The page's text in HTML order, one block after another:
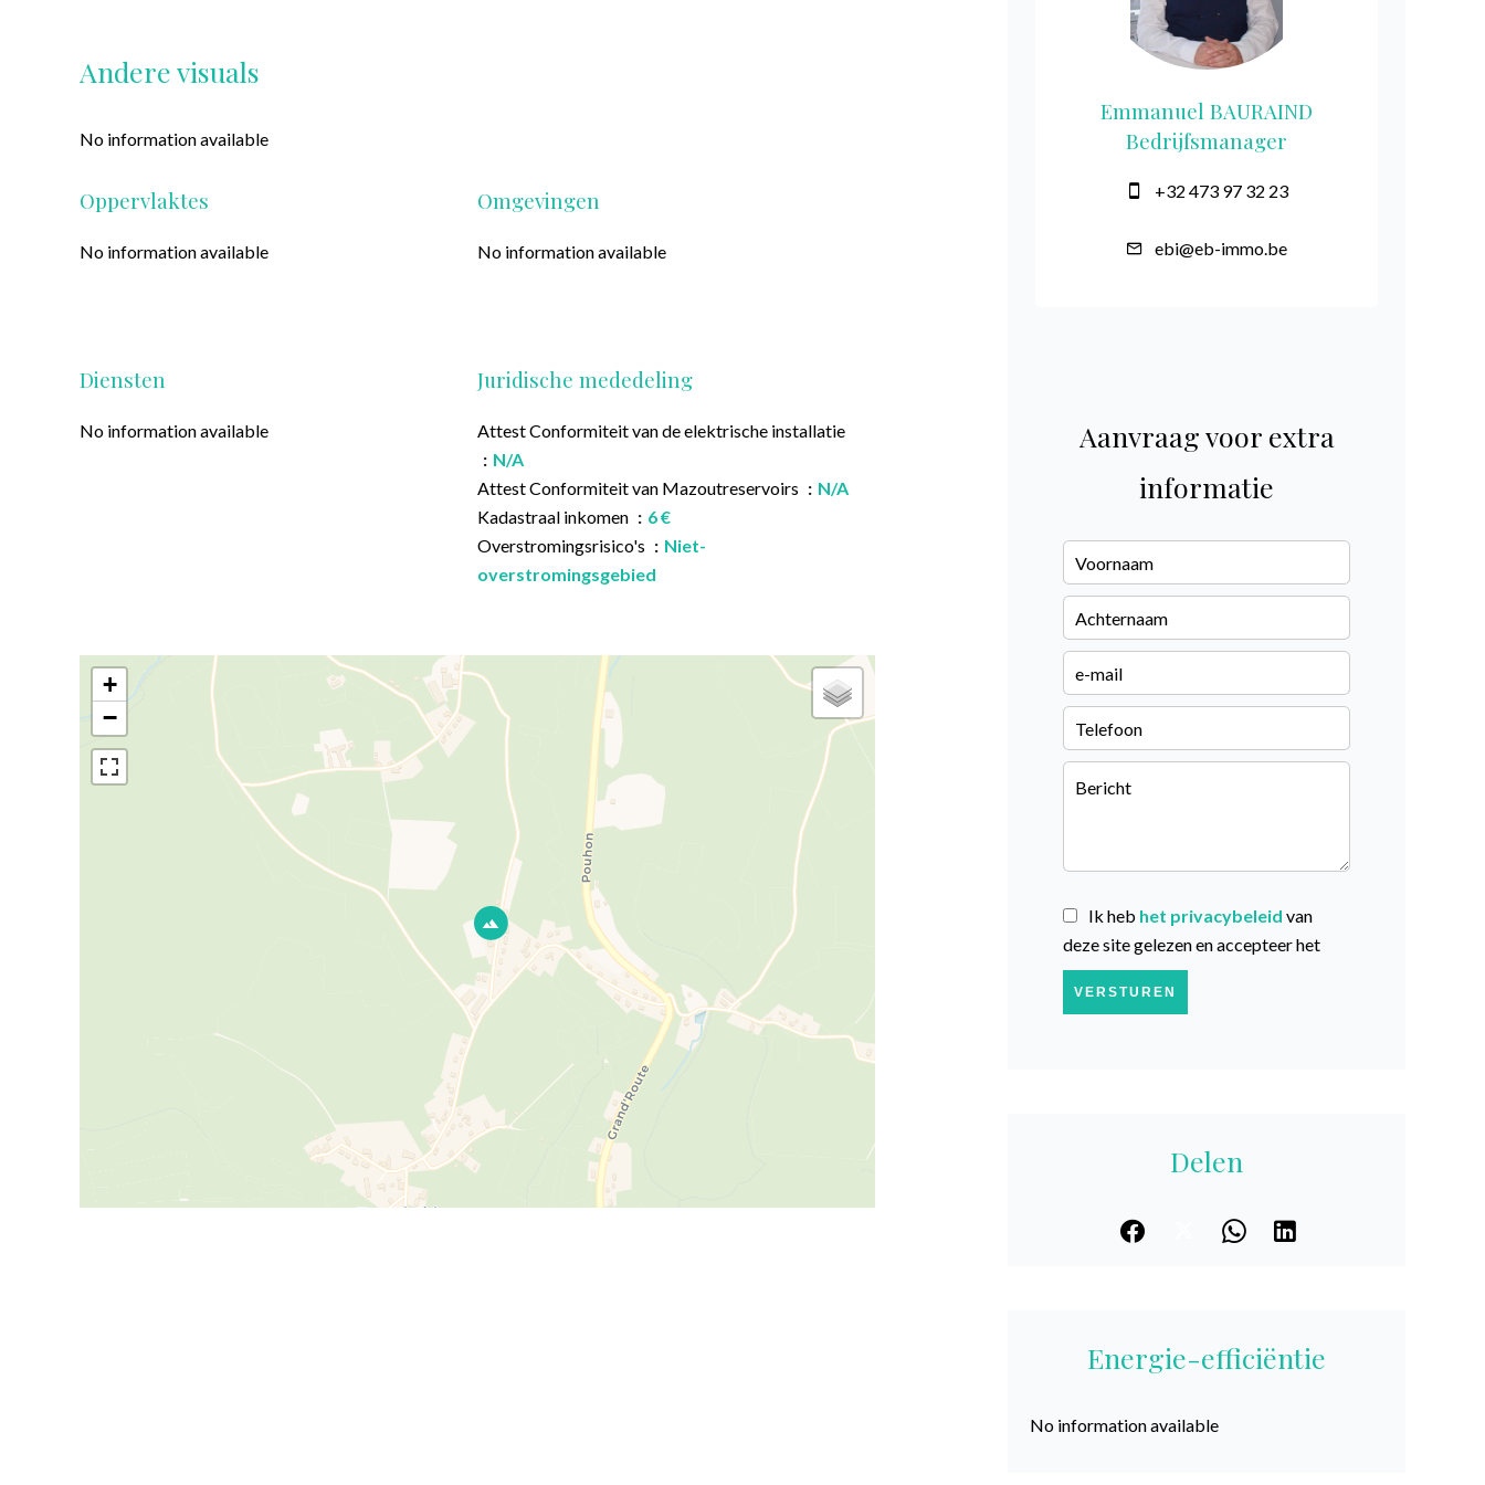
Andere visuals
No information available
Oppervlaktes
No information available
Omgevingen
No information available
Diensten
No information available
Juridische mededeling
Attest Conformiteit van de elektrische installatie
N/A
Attest Conformiteit van Mazoutreservoirs
N/A
Kadastraal inkomen
6 €
Overstromingsrisico's
Niet-
overstromingsgebied
+
−
Emmanuel BAURAIND
Bedrijfsmanager
+32 473 97 32 23
ebi@eb-immo.be
Aanvraag voor extra
informatie
Ik heb het privacybeleid van
deze site gelezen en accepteer het
VERSTUREN
Delen
Energie-efficiëntie
No information available